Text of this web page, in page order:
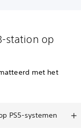
station op
met het
PS5-systemen